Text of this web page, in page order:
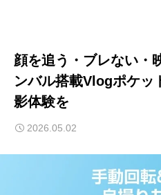
顔を追う・ブレない・
ンバル搭載Vlogポケッ
影体験を
2026.05.02